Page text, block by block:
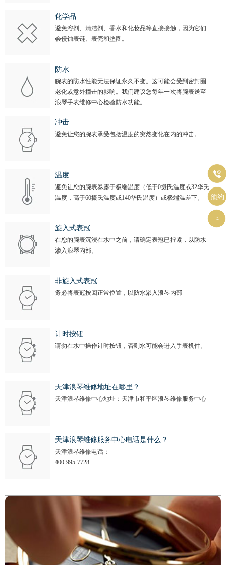
化学品
避免溶剂、清洁剂、香水和化妆品等直接接触，因为它们
会侵蚀表链、表壳和垫圈。
防水
腕表的防水性能无法保证永久不变。这可能会受到密封圈
老化或意外撞击的影响。我们建议您每年一次将腕表送至
浪琴手表维修中心检验防水功能。
冲击
避免让您的腕表承受包括温度的突然变化在内的冲击。
温度
避免让您的腕表暴露于极端温度（低于0摄氏温度或32华氏
温度，高于60摄氏温度或140华氏温度）或极端温差下。
旋入式表冠
在您的腕表沉浸在水中之前，请确定表冠已拧紧，以防水
渗入浪琴内部。
非旋入式表冠
务必将表冠按回正常位置，以防水渗入浪琴内部
计时按钮
请勿在水中操作计时按钮，否则水可能会进入手表机件。
天津浪琴维修地址在哪里？
天津浪琴维修中心地址：天津市和平区浪琴维修服务中心
天津浪琴维修服务中心电话是什么？
天津浪琴维修电话：
400-995-7728

预约
